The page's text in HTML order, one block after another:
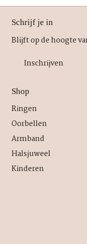
Schrijf je in
Blijft op de hoogte
Inschrijven
Shop
Ringen
Oorbellen
Armband
Halsjuweel
Kinderen